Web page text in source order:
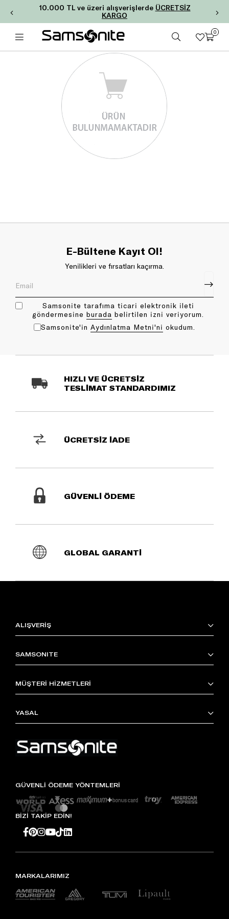
10.000 TL ve üzeri alışverişlerde ÜCRETSİZ
KARGO
0
E-Bültene Kayıt Ol!
Yenilikleri ve fırsatları kaçırma.
Samsonite tarafıma ticari elektronik ileti
göndermesine bu rada belirtilen izni veriyorum.
Samsonite'in Aydınlatma Metni'ni okudum.
HIZLI VE ÜCRETSİZ
TESLİMAT STANDARDIMIZ
ÜCRETSİZ İADE
GÜVENLİ ÖDEME
GLOBAL GARANTİ
ALIŞVERİŞ
SAMSONITE
MÜŞTERİ HİZMETLERİ
YASAL
GÜVENLİ ÖDEME YÖNTEMLERİ
BİZİ TAKİP EDİN!
MARKALARIMIZ